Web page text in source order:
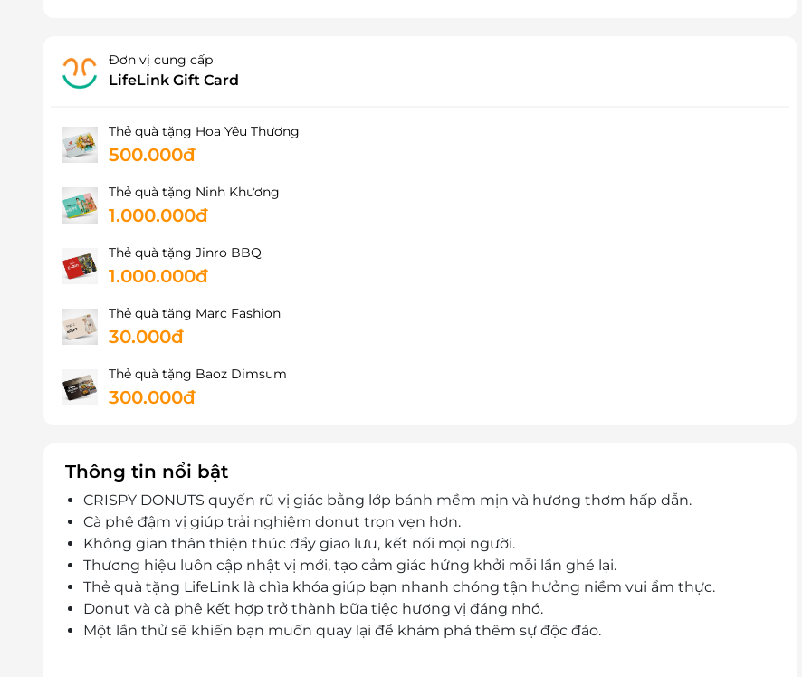
Đơn vị cung cấp
LifeLink Gift Card
Thẻ quà tặng Hoa Yêu Thương
500.000đ
Thẻ quà tặng Ninh Khương
1.000.000đ
Thẻ quà tặng Jinro BBQ
1.000.000đ
Thẻ quà tặng Marc Fashion
30.000đ
Thẻ quà tặng Baoz Dimsum
300.000đ
Thông tin nổi bật
CRISPY DONUTS quyến rũ vị giác bằng lớp bánh mềm mịn và hương thơm hấp dẫn.
Cà phê đậm vị giúp trải nghiệm donut trọn vẹn hơn.
Không gian thân thiện thúc đẩy giao lưu, kết nối mọi người.
Thương hiệu luôn cập nhật vị mới, tạo cảm giác hứng khởi mỗi lần ghé lại.
Thẻ quà tặng LifeLink là chìa khóa giúp bạn nhanh chóng tận hưởng niềm vui ẩm thực.
Donut và cà phê kết hợp trở thành bữa tiệc hương vị đáng nhớ.
Một lần thử sẽ khiến bạn muốn quay lại để khám phá thêm sự độc đáo.